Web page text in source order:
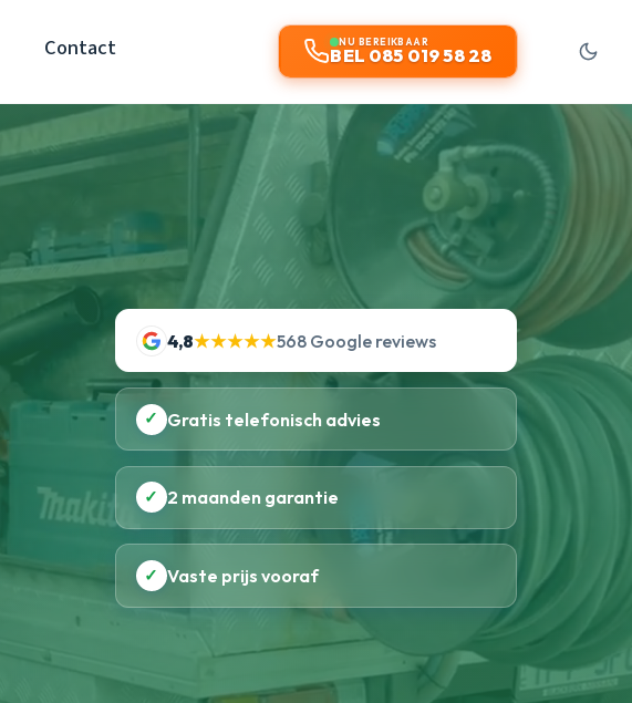
Contact NU BEREIKBAAR
BEL 085 019 58 28
4,8★★★★★568 Google reviews
✓ Gratis telefonisch advies
✓ 2 maanden garantie
✓ Vaste prijs vooraf